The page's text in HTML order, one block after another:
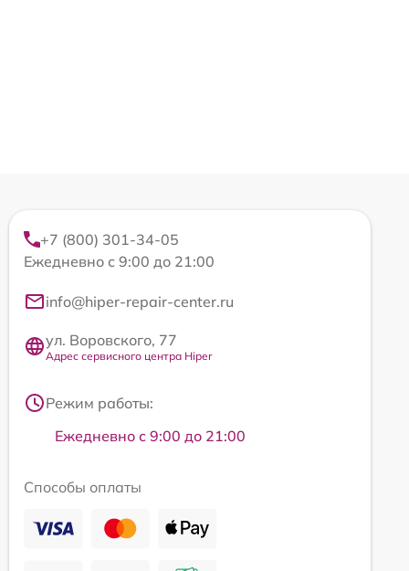
+7 (800) 301-34-05
Ежедневно с 9:00 до 21:00
info@hiper-repair-center.ru
ул. Воровского, 77
Адрес сервисного центра Hiper
Режим работы:
Ежедневно с 9:00 до 21:00
Способы оплаты